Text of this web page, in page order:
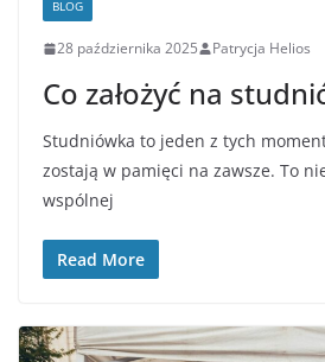
BLOG
28 października 2025 Patrycja Helios
Co założyć na
Studniówka to jeden z tych
zostają w pamięci na zawsze. To
wspólnej
Read More